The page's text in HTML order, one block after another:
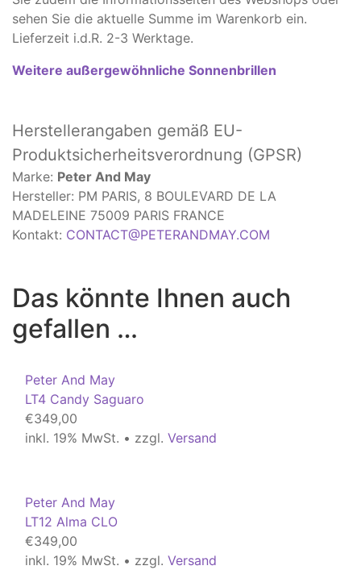
sehen Sie die aktuelle Summe im Warenkorb ein.
Lieferzeit i.d.R. 2-3 Werktage.
Weitere außergewöhnliche Sonnenbrillen
Herstellerangaben gemäß EU-
Produktsicherheitsverordnung (GPSR)
Marke: Peter And May
Hersteller: PM PARIS, 8 BOULEVARD DE LA
MADELEINE 75009 PARIS FRANCE
Kontakt: CONTACT@PETERANDMAY.COM
Das könnte Ihnen auch
gefallen …
Peter And May
LT4 Candy Saguaro
€349,00
inkl. 19% MwSt. • zzgl. Versand
Peter And May
LT12 Alma CLO
€349,00
inkl. 19% MwSt. • zzgl. Versand